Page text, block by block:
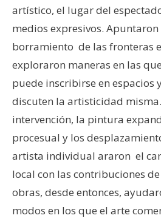
artístico, el lugar del
medios expresivos.
borramiento de las fronteras
exploraron maneras en las
puede inscribirse en espacios
discuten la artisticidad
intervención, la pintura
procesual y los
artista individual araron el
local con las contribuciones
obras, desde entonces,
modos en los que el arte